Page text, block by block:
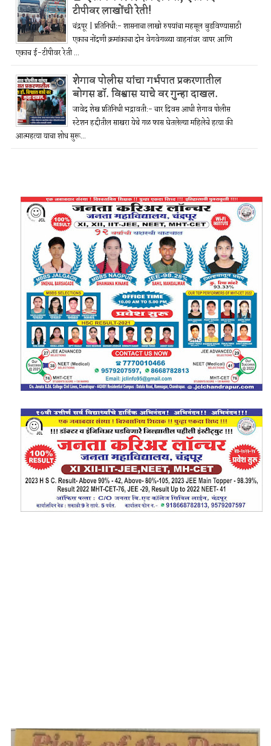
टीपीवर लाखोंची रेती!
चंद्रपूर | प्रतिनिधी:- शासनाचा लाखो रुपयांचा महसूल बुडविण्यासाठी
एकाच नोंदणी क्रमांकाचा दोन वेगवेगळ्या वाहनांवर वापर आणि
एकाच ई-टीपीवर रेती ...
शेगाव पोलीस यांचा गर्भपात प्रकरणातील
बोगस डॉ. विश्वास याचे वर गुन्हा दाखल.
जावेद शेख प्रतिनिधी भद्रावती:- चार दिवस आधी शेगाव पोलीस
स्टेशन हद्दीतील साखरा येथे गळ फास घेतलेल्या महिलेचे हत्या की
आत्महत्या याचा शोध सुरू...